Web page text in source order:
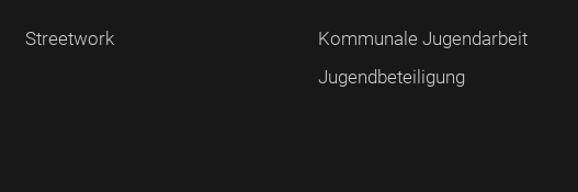
Streetwork
Kommunale Jugendarbeit
Jugendbeteiligung